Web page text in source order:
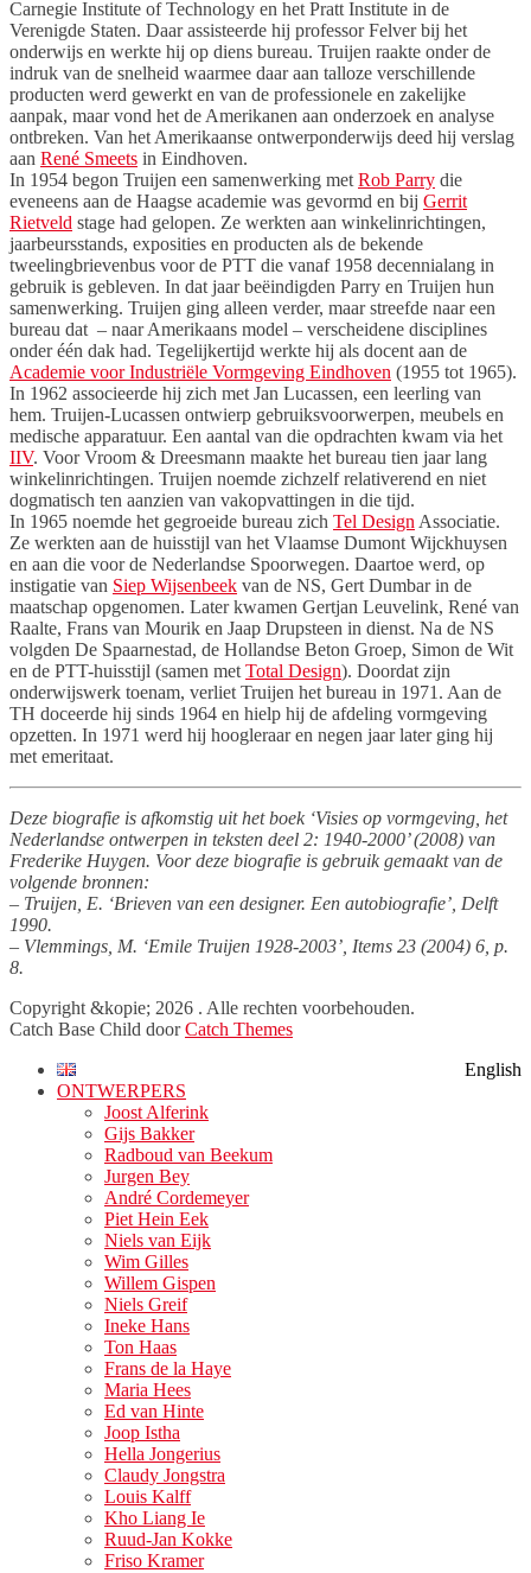
Carnegie Institute of Technology en het Pratt Institute in de
Verenigde Staten. Daar assisteerde hij professor Felver bij het
onderwijs en werkte hij op diens bureau. Truijen raakte onder de
indruk van de snelheid waarmee daar aan talloze verschillende
producten werd gewerkt en van de professionele en zakelijke
aanpak, maar vond het de Amerikanen aan onderzoek en analyse
ontbreken. Van het Amerikaanse ontwerponderwijs deed hij verslag
aan René Smeets in Eindhoven.
In 1954 begon Truijen een samenwerking met Rob Parry die
eveneens aan de Haagse academie was gevormd en bij Gerrit
Rietveld stage had gelopen. Ze werkten aan winkelinrichtingen,
jaarbeursstands, exposities en producten als de bekende
tweelingbrievenbus voor de PTT die vanaf 1958 decennialang in
gebruik is gebleven. In dat jaar beëindigden Parry en Truijen hun
samenwerking. Truijen ging alleen verder, maar streefde naar een
bureau dat – naar Amerikaans model – verscheidene disciplines
onder één dak had. Tegelijkertijd werkte hij als docent aan de
Academie voor Industriële Vormgeving Eindhoven (1955 tot 1965).
In 1962 associeerde hij zich met Jan Lucassen, een leerling van
hem. Truijen-Lucassen ontwierp gebruiksvoorwerpen, meubels en
medische apparatuur. Een aantal van die opdrachten kwam via het
IIV. Voor Vroom & Dreesmann maakte het bureau tien jaar lang
winkelinrichtingen. Truijen noemde zichzelf relativerend en niet
dogmatisch ten aanzien van vakopvattingen in die tijd.
In 1965 noemde het gegroeide bureau zich Tel Design Associatie.
Ze werkten aan de huisstijl van het Vlaamse Dumont Wijckhuysen
en aan die voor de Nederlandse Spoorwegen. Daartoe werd, op
instigatie van Siep Wijsenbeek van de NS, Gert Dumbar in de
maatschap opgenomen. Later kwamen Gertjan Leuvelink, René van
Raalte, Frans van Mourik en Jaap Drupsteen in dienst. Na de NS
volgden De Spaarnestad, de Hollandse Beton Groep, Simon de Wit
en de PTT-huisstijl (samen met Total Design). Doordat zijn
onderwijswerk toenam, verliet Truijen het bureau in 1971. Aan de
TH doceerde hij sinds 1964 en hielp hij de afdeling vormgeving
opzetten. In 1971 werd hij hoogleraar en negen jaar later ging hij
met emeritaat.
Deze biografie is afkomstig uit het boek ‘Visies op vormgeving, het
Nederlandse ontwerpen in teksten deel 2: 1940-2000’ (2008) van
Frederike Huygen. Voor deze biografie is gebruik gemaakt van de
volgende bronnen:
– Truijen, E. ‘Brieven van een designer. Een autobiografie’, Delft
1990.
– Vlemmings, M. ‘Emile Truijen 1928-2003’, Items 23 (2004) 6, p.
8.
Facebook
Twitter
LinkedIn
Copyright &kopie; 2026 . Alle rechten voorbehouden.
Catch Base Child doorCatch Themes
boven
scrollen
English
ONTWERPERS
Joost Alferink
Gijs Bakker
Radboud van Beekum
Jurgen Bey
André Cordemeyer
Piet Hein Eek
Niels van Eijk
Wim Gilles
Willem Gispen
Niels Greif
Ineke Hans
Ton Haas
Frans de la Haye
Maria Hees
Ed van Hinte
Joop Istha
Hella Jongerius
Claudy Jongstra
Louis Kalff
Kho Liang Ie
Ruud-Jan Kokke
Friso Kramer